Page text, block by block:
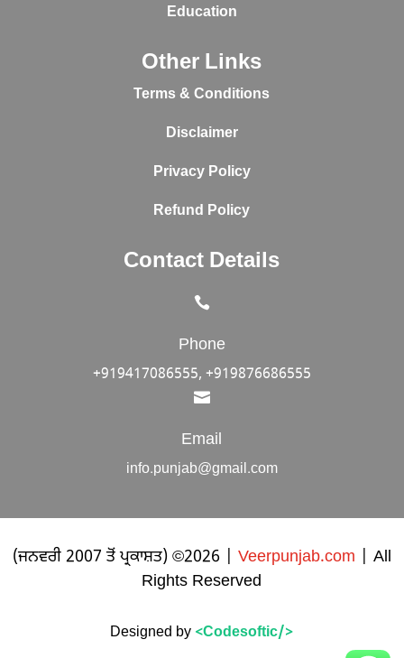
Education
Other Links
Terms & Conditions
Disclaimer
Privacy Policy
Refund Policy
Contact Details

Phone
+919417086555, +919876686555

Email
info.punjab@gmail.com
(ਜਨਵਰੀ 2007 ਤੋਂ ਪ੍ਰਕਾਸ਼ਤ) ©2026 | Veerpunjab.com
| All
Rights Reserved
Designed by <Codesoftic/>